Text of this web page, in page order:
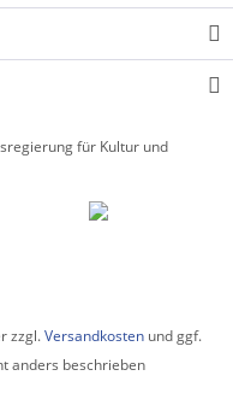
für Kultur und
zzgl.Versandkosten und ggf.
anders beschrieben